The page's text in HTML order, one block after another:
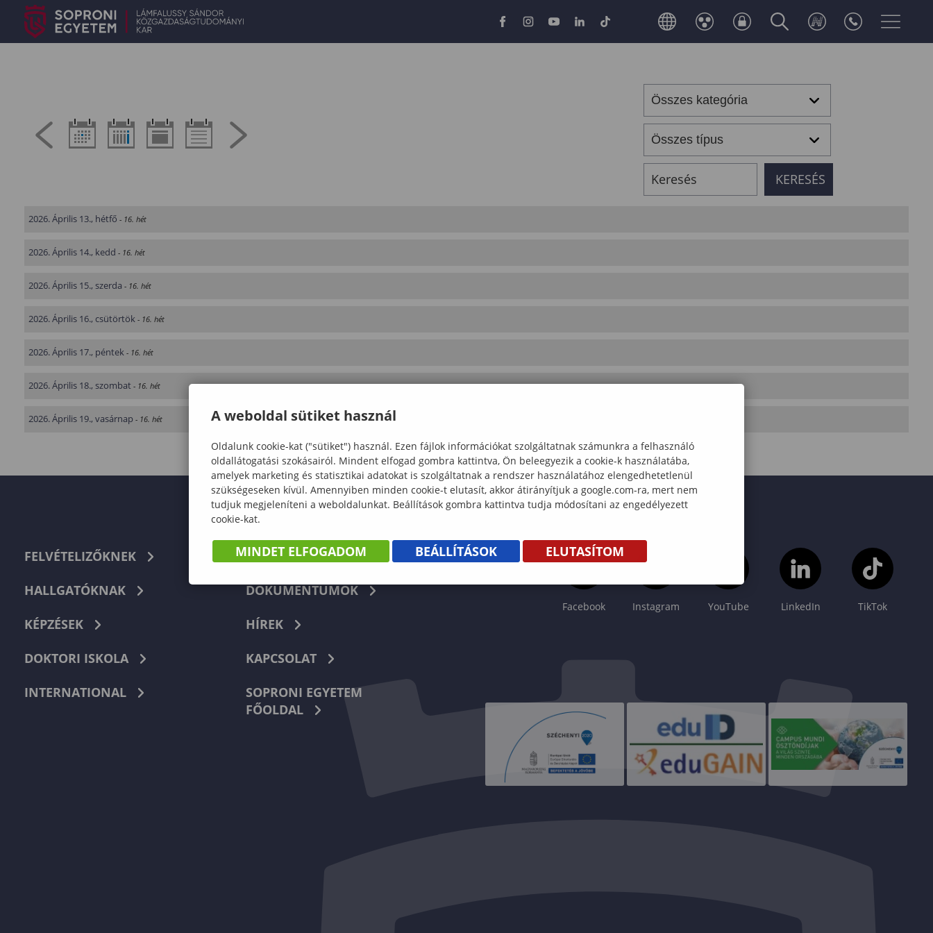
2026. Április 13., hétfő - 16. hét
2026. Április 14., kedd - 16. hét
2026. Április 15., szerda - 16. hét
2026. Április 16., csütörtök - 16. hét
2026. Április 17., péntek - 16. hét
2026. Április 18., szombat - 16. hét
2026. Április 19., vasárnap - 16. hét
FELVÉTELIZŐKNEK
HALLGATÓKNAK
KÉPZÉSEK
DOKTORI ISKOLA
INTERNATIONAL
TELEFONKÖNYV
DOKUMENTUMOK
HÍREK
KAPCSOLAT
SOPRONI EGYETEM
FŐOLDAL
Facebook Instagram YouTube LinkedIn TikTok
A weboldal sütiket használ
Oldalunk cookie-kat ("sütiket") használ. Ezen fájlok információkat szolgáltatnak számunkra a felhasználó
oldallátogatási szokásairól. Mindent elfogad gombra kattintva, Ön beleegyezik a cookie-k használatába,
amelyek marketing és statisztikai adatokat is szolgáltatnak a rendszer használatához elengedhetetlenül
szükségeseken kívül. Amennyiben minden cookie-t elutasít, akkor átirányítjuk a google.com-ra, mert nem
tudjuk megjeleníteni a weboldalunkat. Beállítások gombra kattintva tudja módosítani az engedélyezett
cookie-kat.
MINDET ELFOGADOM BEÁLLÍTÁSOK ELUTASÍTOM